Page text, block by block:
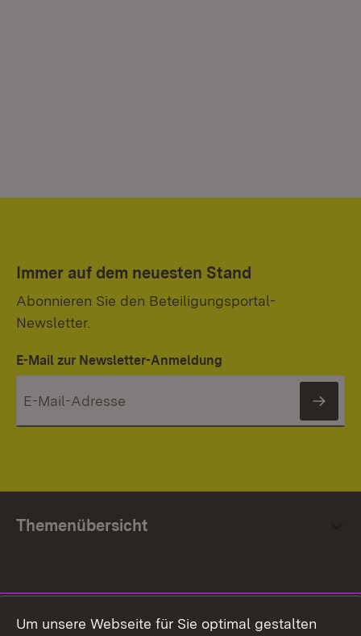
Immer auf dem neuesten Stand
Abonnieren Sie den Beteiligungsportal-
Newsletter.
E-Mail zur Newsletter-Anmeldung
Themenübersicht
Um unsere Webseite für Sie optimal gestalten